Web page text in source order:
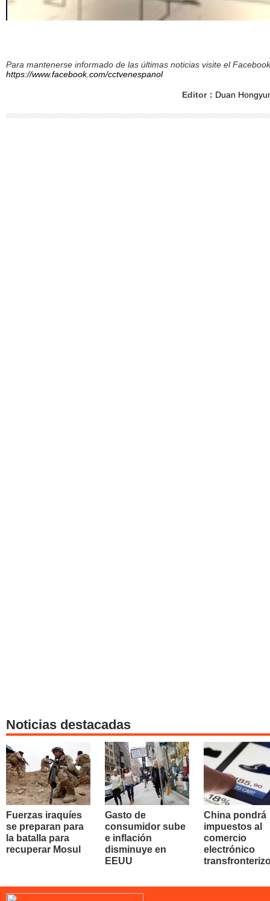
Para mantenerse informado de las últimas noticias visite el
https://www.facebook.com/cctvenespanol
Editor： Duan
Noticias destacadas
Fuerzas iraquíes
se preparan para
la batalla para
recuperar Mosul
Gasto de
consumidor sube
e inflación
disminuye en
EEUU
China pondrá
impuestos al
comercio
electrónico